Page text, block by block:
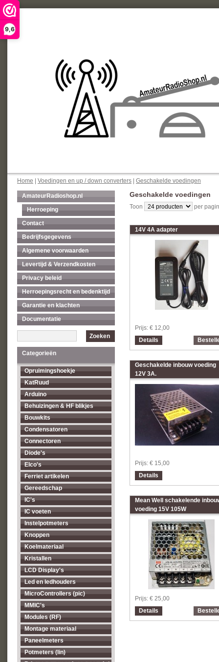
9,6
Home Voedingen en up / down converters Geschakelde voedingen
AmateurRadioshop.nl
Herroeping
Contact
Bedrijfsgegevens
Algemene voorwaarden
Levertijd & Verzendkosten
Privacy beleid
Herroepingsrecht en bedenktijd
Garantie en klachten
Documentatie
Zoeken
Categorieën
Opruimingshoekje
KatRuud
Arduino
Behuizingen & HF blikjes
Bouwkits
Condensatoren
Connectoren
Diode's
Elco's
Ferriet artikelen
Gereedschap
IC's
IC voeten
Instelpotmeters
Knoppen
Koelmateriaal
Kristallen
LCD Display's
Led en ledhouders
MicroControllers (pic)
MMIC's
Modules (RF)
Montage materiaal
Paneelmeters
Potmeters (lin)
Geschakelde voedingen
Toon per
14V 4A adapter
Prijs: € 12,00
Details
Geschakelde inbouw voeding
12V 3A.
Prijs: € 15,00
Details
Mean Well schakelende
voeding 15V 105W
Prijs: € 25,00
Details